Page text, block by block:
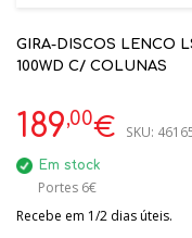
GIRA-DISCOS LENCO
100WD C/ COLUNAS
189,00€ SKU:
Em stock
Portes 6€
Recebe em 1/2 dias úteis.